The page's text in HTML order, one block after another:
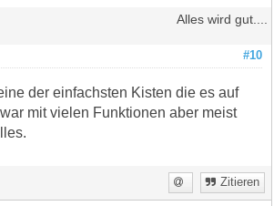
Alles wird gut....
#10
der einfachsten Kisten die es auf
mit vielen Funktionen aber meist
Zitieren